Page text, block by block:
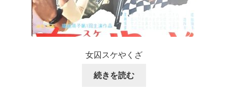
女囚スケやくざ
続きを読む